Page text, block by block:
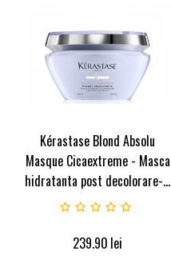
Kérastase Blond Absolu
Masque Cicaextreme - Masca
hidratanta post decolorare-...
239.90 lei